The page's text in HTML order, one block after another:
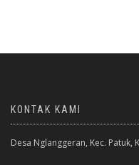
KONTAK KAMI
Desa Nglanggeran, Kec. Patuk,